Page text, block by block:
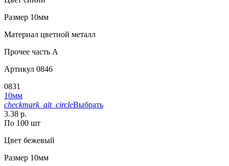
Размер 10мм
Материал цветной металл
Прочее часть A
Артикул 0846
0831
10мм
checkmark_alt_circleВыбрать
3.38 р.
По 100 шт
Цвет бежевый
Размер 10мм